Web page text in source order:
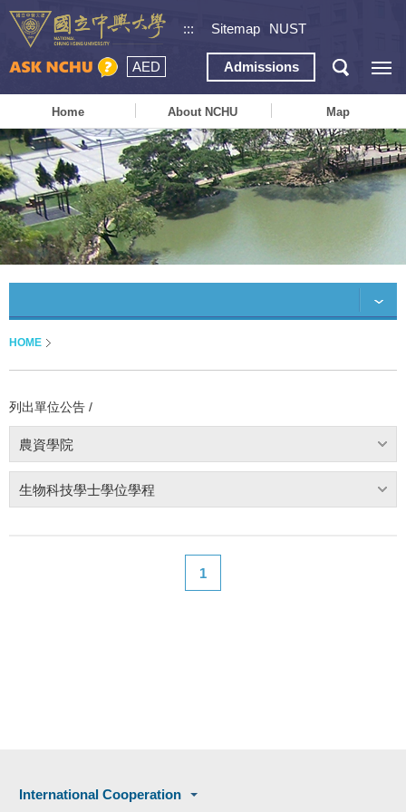
::: Sitemap NUST
AED Admissions
Home About NCHU Map
HOME
列出單位公告 /
農資學院
生物科技學士學位學程
1
International Cooperation